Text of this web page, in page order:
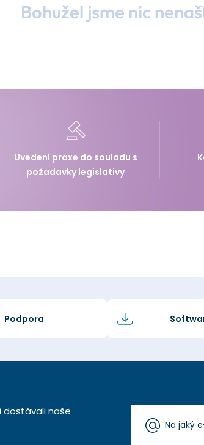
Bohužel jsme nic
Uvedení praxe do souladu s
požadavky legislativy
Podpora
dostávali naše